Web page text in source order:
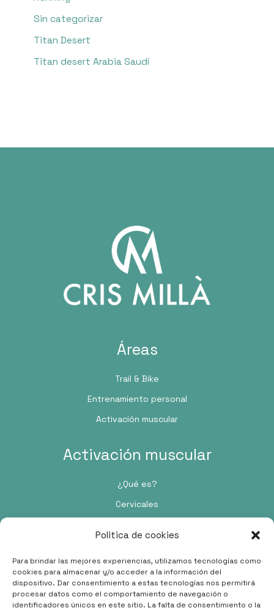
Politica de cookies
Para brindar las mejores experiencias, utilizamos tecnologías como
cookies para almacenar y/o acceder a la información del
dispositivo. Dar consentimiento a estas tecnologías nos permitirá
procesar datos como el comportamiento de navegación o
identificadores únicos en este sitio. La falta de consentimiento o la
Sin categorizar
Titan Desert
Titan desert Arabia Saudí
Áreas
Trail & Bike
Entrenamiento personal
Activación muscular
Activación muscular
¿Qué es?
Cervicales
Contacto
Passeig de Pere III, 48, 5C, 08242 Manresa, Barcelona